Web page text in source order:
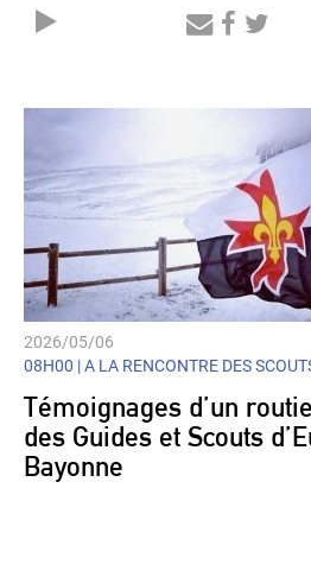
2026/05/06
08H00 |A LA RENCONTRE DES
Témoignages d’un
des Guides et Scouts
Bayonne